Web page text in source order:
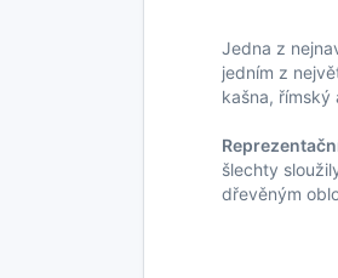
Jedna z
jedním z
kašna,
šlechty
dřevěným